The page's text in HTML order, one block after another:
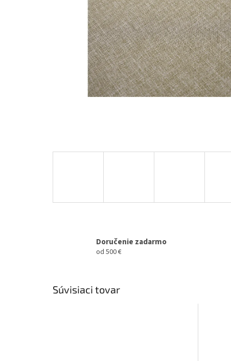
Doručenie zadarmo
od 500 €
Súvisiaci tovar